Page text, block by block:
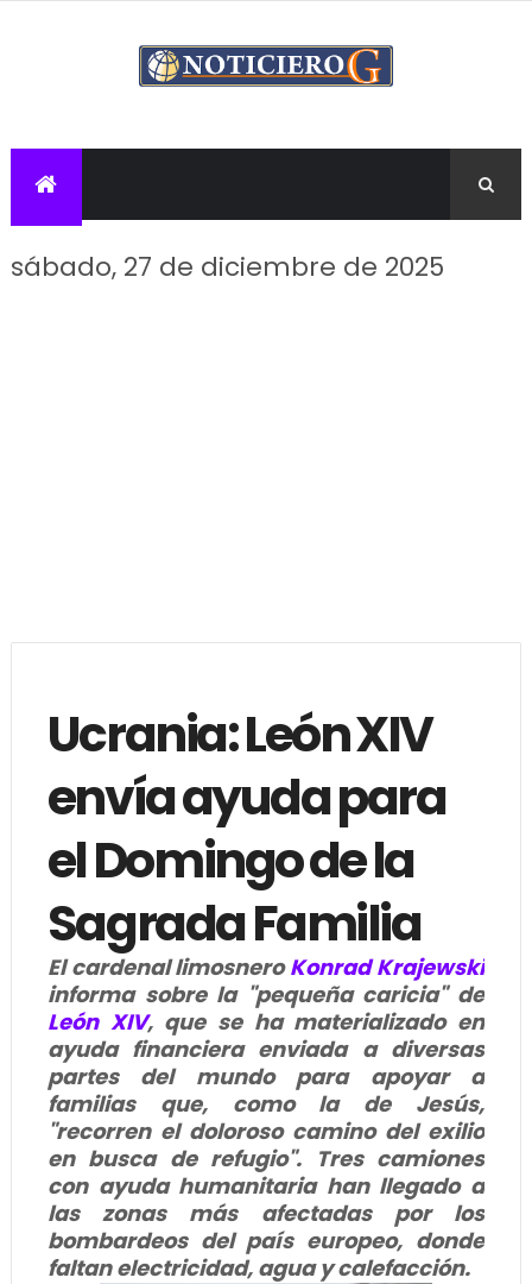
sábado, 27 de diciembre de 2025
Ucrania: León XIV
envía ayuda para
el Domingo de la
Sagrada Familia
El cardenal limosneroKonrad Krajewski
informa sobre la "pequeña caricia" de
León XIV, que se ha materializado en
ayuda financiera enviada a diversas
partes del mundo para apoyar a
familias que, como la de Jesús,
"recorren el doloroso camino del exilio
en busca de refugio". Tres camiones
con ayuda humanitaria han llegado a
las zonas más afectadas por los
bombardeos del país europeo, donde
faltan electricidad, agua y calefacción.